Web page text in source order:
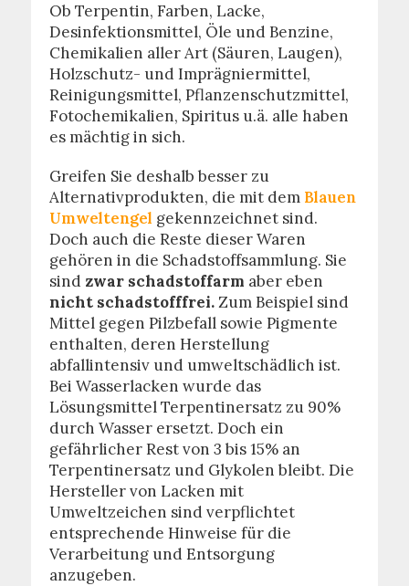
Ob Terpentin, Farben, Lacke,
Desinfektionsmittel, Öle und Benzine,
Chemikalien aller Art (Säuren, Laugen),
Holzschutz- und Imprägniermittel,
Reinigungsmittel, Pflanzenschutzmittel,
Fotochemikalien, Spiritus u.ä. alle haben
es mächtig in sich.
Greifen Sie deshalb besser zu
Alternativprodukten, die mit dem Blauen
Umweltengel gekennzeichnet sind.
Doch auch die Reste dieser Waren
gehören in die Schadstoffsammlung. Sie
sindzwar schadstoffarm aber eben
nicht schadstofffrei.Zum Beispiel sind
Mittel gegen Pilzbefall sowie Pigmente
enthalten, deren Herstellung
abfallintensiv und umweltschädlich ist.
Bei Wasserlacken wurde das
Lösungsmittel Terpentinersatz zu 90%
durch Wasser ersetzt. Doch ein
gefährlicher Rest von 3 bis 15% an
Terpentinersatz und Glykolen bleibt. Die
Hersteller von Lacken mit
Umweltzeichen sind verpflichtet
entsprechende Hinweise für die
Verarbeitung und Entsorgung
anzugeben.